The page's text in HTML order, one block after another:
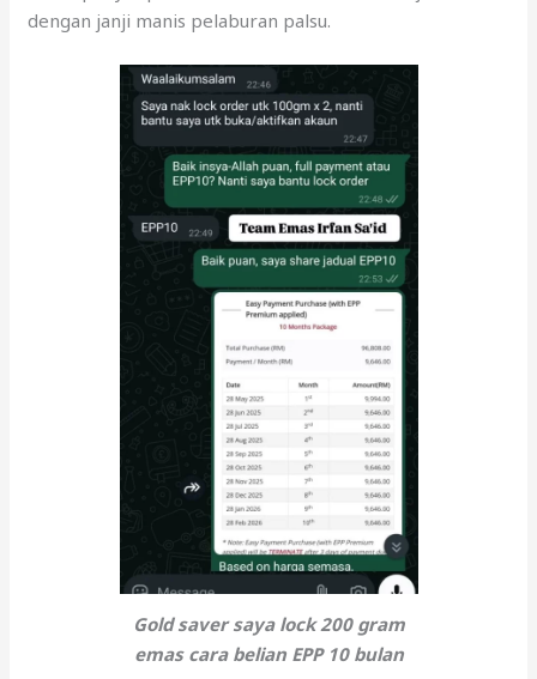
dengan janji manis pelaburan palsu.
Gold saver saya lock 200 gram
emas cara belian EPP 10 bulan